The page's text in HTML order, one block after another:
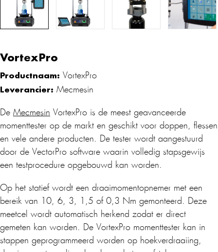
VortexPro
Productnaam: VortexPro
Leverancier: Mecmesin
De Mecmesin VortexPro is de meest geavanceerde
momenttester op de markt en geschikt voor doppen, flessen
en vele andere producten. De tester wordt aangestuurd
door de VectorPro software waarin volledig stapsgewijs
een testprocedure opgebouwd kan worden.
Op het statief wordt een draaimomentopnemer met een
bereik van 10, 6, 3, 1,5 of 0,3 Nm gemonteerd. Deze
meetcel wordt automatisch herkend zodat er direct
gemeten kan worden. De VortexPro momenttester kan in
stappen geprogrammeerd worden op hoekverdraaiing,